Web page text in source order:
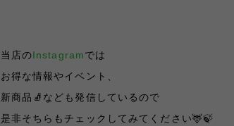
当店のInstagramでは
お得な情報やイベント、
新商品🧦なども発信しているので
是非そちらもチェックしてみてください🦌🍃